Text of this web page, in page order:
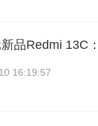
品Redmi 13C
16:19:57